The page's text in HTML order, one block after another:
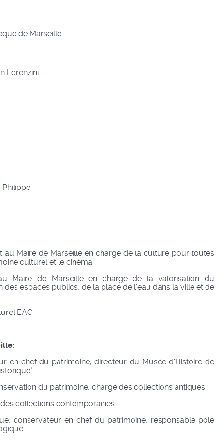
de Marseille
Lorenzini
Philippe
au Maire de Marseille en charge de la culture pour toutes
culturel et le cinéma.
Maire de Marseille en charge de la valorisation du
des espaces publics, de la place de l'eau dans la ville et de
EAC
en chef du patrimoine, directeur du Musée d'Histoire de
du patrimoine, chargé des collections antiques
collections contemporaines
conservateur en chef du patrimoine, responsable pôle